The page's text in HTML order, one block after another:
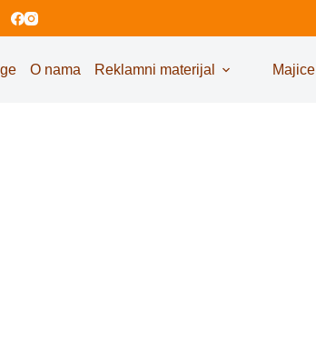
O nama Reklamni materijal Majice